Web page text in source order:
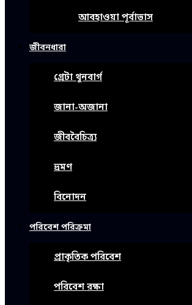
আবহাওয়া পূর্বাভাস
জীবনধারা
গ্রেটা থুনবার্গ
জানা-অজানা
জীববৈচিত্র্য
ভ্রমণ
বিনোদন
পরিবেশ পরিক্রমা
প্রাকৃতিক পরিবেশ
পরিবেশ রক্ষা